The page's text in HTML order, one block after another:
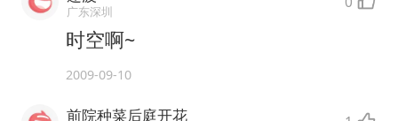
广东深圳
时空啊~
2009-09-10
前院种菜后庭开花